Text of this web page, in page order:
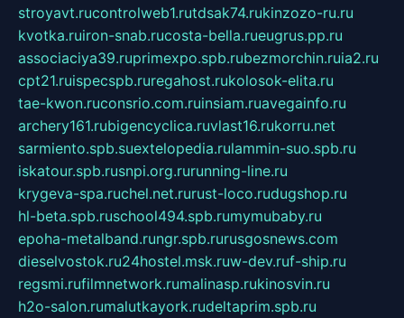
stroyavt.rucontrolweb1.rutdsak74.rukinzozo-ru.ru
kvotka.ruiron-snab.rucosta-bella.rueugrus.pp.ru
associaciya39.ruprimexpo.spb.rubezmorchin.ruia2.ru
cpt21.ruispecspb.ruregahost.rukolosok-elita.ru
tae-kwon.ruconsrio.com.ruinsiam.ruavegainfo.ru
archery161.rubigencyclica.ruvlast16.rukorru.net
sarmiento.spb.suextelopedia.rulammin-suo.spb.ru
iskatour.spb.rusnpi.org.rurunning-line.ru
krygeva-spa.ruchel.net.rurust-loco.rudugshop.ru
hl-beta.spb.ruschool494.spb.rumymubaby.ru
epoha-metalband.rungr.spb.rurusgosnews.com
dieselvostok.ru24hostel.msk.ruw-dev.ruf-ship.ru
regsmi.rufilmnetwork.rumalinasp.rukinosvin.ru
h2o-salon.rumalutkayork.rudeltaprim.spb.ru